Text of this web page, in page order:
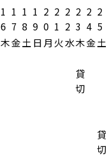
1
6
1
7
1
8
1
9
2
0
2
1
2
2
2
3
2
4
2
5
木金土 日 月 火水木金土
貸
切
貸
切